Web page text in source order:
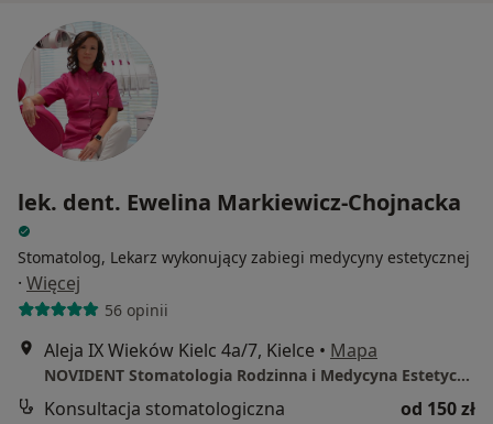
lek. dent. Ewelina Markiewicz-Chojnacka
Stomatolog, Lekarz wykonujący zabiegi medycyny estetycznej
· Więcej
56 opinii
Aleja IX Wieków Kielc 4a/7, Kielce • Mapa
NOVIDENT Stomatologia Rodzinna i Medycyna Estetyczna
Konsultacja stomatologiczna
od 150 zł